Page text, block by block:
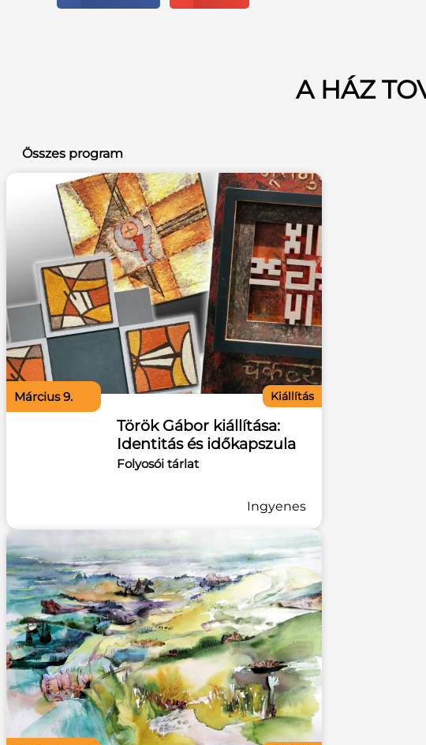
A HÁZ
Összes program
Török Gábor kiállítása:
Identitás és időkapszula
Folyosói tárlat
március 9.
Ingyenes
Kiállítás